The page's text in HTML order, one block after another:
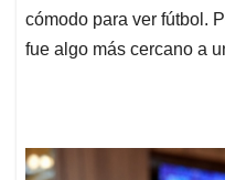
cómodo para ver fútbol.
fue algo más cercano a